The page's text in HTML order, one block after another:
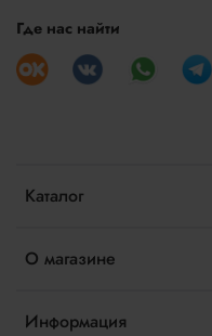
Каталог
О магазине
Информация
Где нас найти